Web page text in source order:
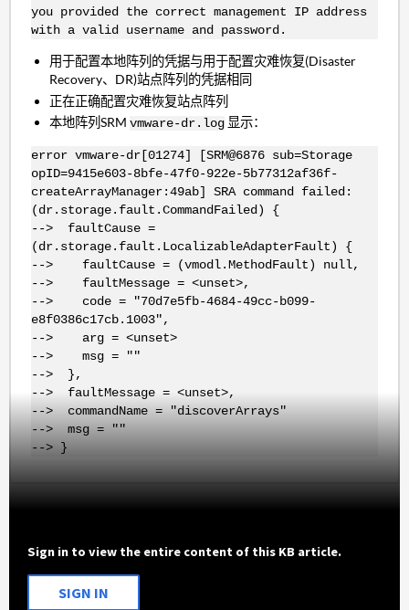
you provided the correct management IP address
with a valid username and password.
用于配置本地阵列的凭据与用于配置灾难恢复(Disaster
Recovery、DR)站点阵列的凭据相同
正在正确配置灾难恢复站点阵列
本地阵列SRMvmware-dr.log 显示：
error vmware-dr[01274] [SRM@6876 sub=Storage
opID=9415e603-8bfe-47f0-922e-5b77312af36f-
createArrayManager:49ab] SRA command failed:
(dr.storage.fault.CommandFailed) {
--> faultCause =
(dr.storage.fault.LocalizableAdapterFault) {
--> faultCause = (vmodl.MethodFault) null,
--> faultMessage = <unset>,
--> code = "70d7e5fb-4684-49cc-b099-
e8f0386c17cb.1003",
--> arg = <unset>
--> msg = ""
--> },
--> faultMessage = <unset>,
--> commandName = "discoverArrays"
--> msg = ""
--> }
Sign in to view the entire content of this KB article.
SIGN IN